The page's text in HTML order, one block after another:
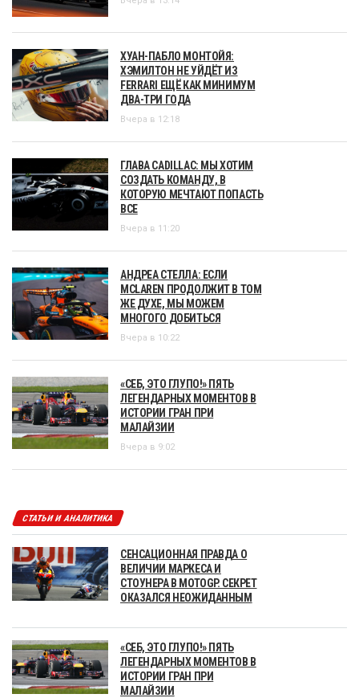
ХУАН-ПАБЛО МОНТОЙЯ:
ХЭМИЛТОН НЕ УЙДЁТ ИЗ
FERRARI ЕЩЁ КАК МИНИМУМ
ДВА-ТРИ ГОДА
Вчера в 12:18
ГЛАВА CADILLAC: МЫ ХОТИМ
СОЗДАТЬ КОМАНДУ, В
КОТОРУЮ МЕЧТАЮТ ПОПАСТЬ
ВСЕ
Вчера в 11:20
АНДРЕА СТЕЛЛА: ЕСЛИ
MCLAREN ПРОДОЛЖИТ В ТОМ
ЖЕ ДУХЕ, МЫ МОЖЕМ
МНОГОГО ДОБИТЬСЯ
Вчера в 10:22
«СЕБ, ЭТО ГЛУПО!» ПЯТЬ
ЛЕГЕНДАРНЫХ МОМЕНТОВ В
ИСТОРИИ ГРАН ПРИ
МАЛАЙЗИИ
Вчера в 9:02
СТАТЬИ И АНАЛИТИКА
СЕНСАЦИОННАЯ ПРАВДА О
ВЕЛИЧИИ МАРКЕСА И
СТОУНЕРА В MOTOGP. СЕКРЕТ
ОКАЗАЛСЯ НЕОЖИДАННЫМ
«СЕБ, ЭТО ГЛУПО!» ПЯТЬ
ЛЕГЕНДАРНЫХ МОМЕНТОВ В
ИСТОРИИ ГРАН ПРИ
МАЛАЙЗИИ